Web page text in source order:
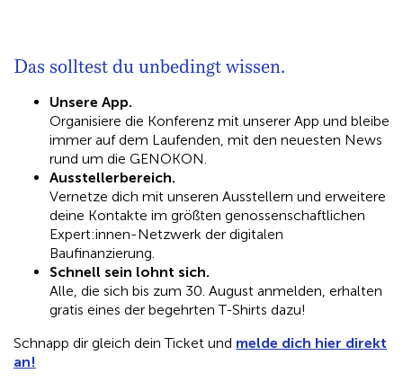
Das solltest du unbedingt wissen.
Unsere App.
Organisiere die Konferenz mit unserer App und bleibe
immer auf dem Laufenden, mit den neuesten News
rund um die GENOKON.
Ausstellerbereich.
Vernetze dich mit unseren Ausstellern und erweitere
deine Kontakte im größten genossenschaftlichen
Expert:innen-Netzwerk der digitalen
Baufinanzierung.
Schnell sein lohnt sich.
Alle, die sich bis zum 30. August anmelden, erhalten
gratis eines der begehrten T-Shirts dazu!
Schnapp dir gleich dein Ticket und melde dich hier direkt
an!